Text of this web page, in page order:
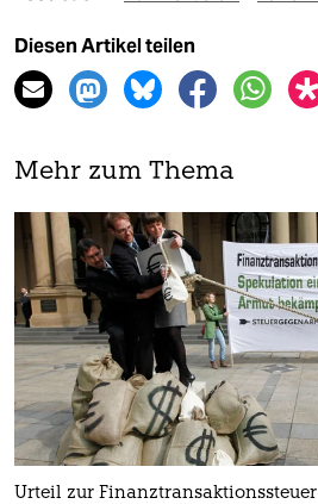
Diesen Artikel teilen
Mehr zum Thema
Urteil zur Finanztransaktionssteuer